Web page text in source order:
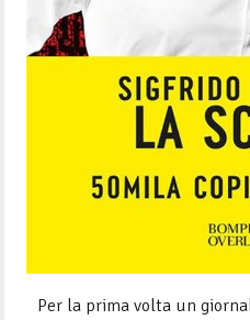
Per la prima volta un